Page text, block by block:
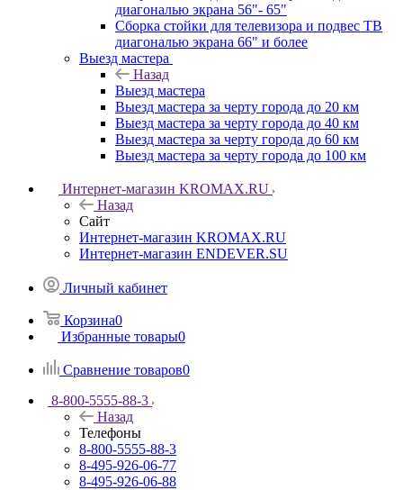
диагональю экрана 56"- 65"
Сборка стойки для телевизора и подвес ТВ
диагональю экрана 66" и более
Выезд мастера
Назад
Выезд мастера
Выезд мастера за черту города до 20 км
Выезд мастера за черту города до 40 км
Выезд мастера за черту города до 60 км
Выезд мастера за черту города до 100 км
Интернет-магазин KROMAX.RU
Назад
Сайт
Интернет-магазин KROMAX.RU
Интернет-магазин ENDEVER.SU
Личный кабинет
Корзина0
Избранные товары0
Сравнение товаров0
8-800-5555-88-3
Назад
Телефоны
8-800-5555-88-3
8-495-926-06-77
8-495-926-06-88